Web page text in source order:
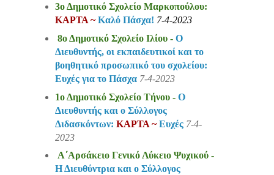
3ο Δημοτικό Σχολείο Μαρκοπούλου:
ΚΑΡΤΑ ~Καλό Πάσχα! 7-4-2023
8ο Δημοτικό Σχολείο Ιλίου -Ο
Διευθυντής, οι εκπαιδευτικοί και το
βοηθητικό προσωπικό του σχολείου:
Ευχές για το Πάσχα 7-4-2023
1ο Δημοτικό Σχολείο Τήνου -Ο
Διευθυντής και ο Σύλλογος
Διδασκόντων: ΚΑΡΤΑ ~Ευχές 7-4-
2023
Α΄Αρσάκειο Γενικό Λύκειο Ψυχικού -
Η Διευθύντρια και ο Σύλλογος